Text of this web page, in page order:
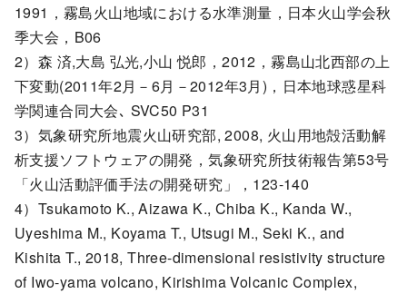
1991，霧島火山地域における水準測量，日本火山学会秋
季大会，B06
2）森 済,大島 弘光,小山 悦郎，2012，霧島山北西部の上
下変動(2011年2月－6月－2012年3月)，日本地球惑星科
学関連合同大会､ SVC50 P31
3）気象研究所地震火山研究部, 2008, 火山用地殻活動解
析支援ソフトウェアの開発，気象研究所技術報告第53号
「火山活動評価手法の開発研究」，123-140
4）Tsukamoto K., Aizawa K., Chiba K., Kanda W.,
Uyeshima M., Koyama T., Utsugi M., Seki K., and
Kishita T., 2018, Three-dimensional resistivity structure
of Iwo-yama volcano, Kirishima Volcanic Complex,